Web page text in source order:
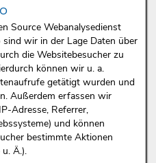
Source Webanalysedienst
wir in der Lage Daten über
die Websitebesucher zu
können wir u. a.
getätigt wurden und
Außerdem erfassen wir
Adresse, Referrer,
und können
bestimmte Aktionen
Ä.).